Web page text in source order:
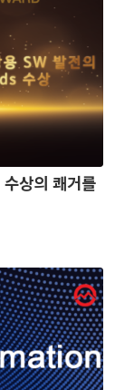
상의 쾌거를